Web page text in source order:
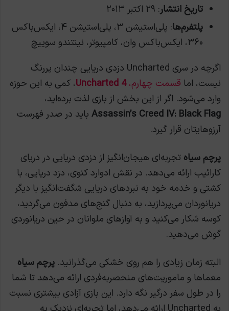
تاریخ انتشار: ۲۹ اکتبر ۲۰۱۳
پلتفرم‌ها
: پلی‌استیشن ۳، پلی‌استیشن ۴، ایکس‌باکس
۳۶۰، ایکس‌باکس وان، کامپیوتر، نینتندو سوییچ
اگرچه در سری Uncharted دزدی دریایی چندان پررنگ
نیست، اما قسمت چهارم،Uncharted 4، کمی به این حوزه
وارد می‌شود. اگر از این بخش از بازی لذت برده‌اید،
Assassin’s Creed IV: Black Flag باید در صدر فهرست
آرزوهایتان قرار گیرد.
پرچم سیاه تجربه‌ای هیجان‌انگیز از دزدی دریایی در دریای
کارائیب ارائه می‌دهد. در نقش ادوارد کنوی، دزد دریایی، با
کشتی و خدمه خود به نبردهای دریایی شگفت‌انگیز با دیگر
دریانوردان می‌پردازید، به دنبال گنج‌های مدفون می‌گردید،
کوسه شکار می‌کنید و به آوازهای ملوانان در حین دریانوردی
گوش می‌دهید.
البته زمان زیادی را هم روی خشکی می‌گذرانید. پرچم سیاه
معما‌ها و ماموریت‌های منحصربه‌فردی ارائه می‌دهد تا شما
را در طول سفر درگیر نگه دارد. این بازی آزادی بیشتری نسبت